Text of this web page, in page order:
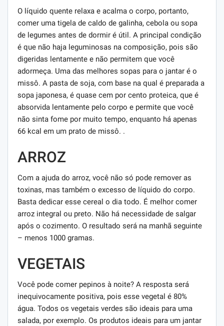
O líquido quente relaxa e acalma o corpo, portanto,
comer uma tigela de caldo de galinha, cebola ou sopa
de legumes antes de dormir é útil. A principal condição
é que não haja leguminosas na composição, pois são
digeridas lentamente e não permitem que você
adormeça. Uma das melhores sopas para o jantar é o
missô. A pasta de soja, com base na qual é preparada a
sopa japonesa, é quase cem por cento proteica, que é
absorvida lentamente pelo corpo e permite que você
não sinta fome por muito tempo, enquanto há apenas
66 kcal em um prato de missô. .
ARROZ
Com a ajuda do arroz, você não só pode remover as
toxinas, mas também o excesso de líquido do corpo.
Basta dedicar esse cereal o dia todo. É melhor comer
arroz integral ou preto. Não há necessidade de salgar
após o cozimento. O resultado será na manhã seguinte
– menos 1000 gramas.
VEGETAIS
Você pode comer pepinos à noite? A resposta será
inequivocamente positiva, pois esse vegetal é 80%
água. Todos os vegetais verdes são ideais para uma
salada, por exemplo. Os produtos ideais para um jantar